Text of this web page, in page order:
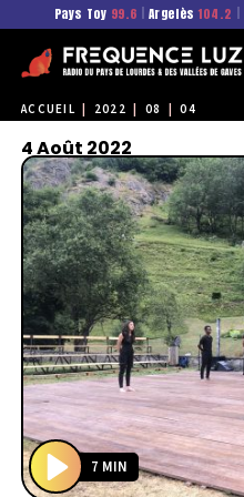
Pays Toy 99.6 Argelès 104.2
ACCUEIL 2022 08 04
4 Août 2022
7 MIN